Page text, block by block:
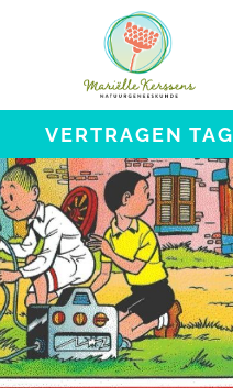
VERTRAGEN TAG